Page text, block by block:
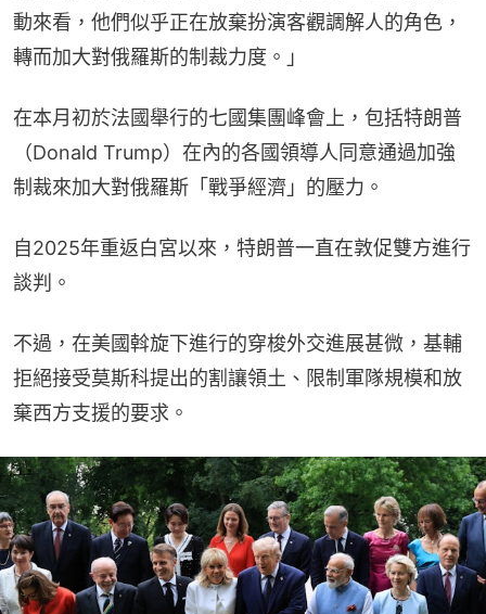
動來看，他們似乎正在放棄扮演客觀調解人的角色，
轉而加大對俄羅斯的制裁力度。」
在本月初於法國舉行的七國集團峰會上，包括特朗普
（Donald Trump）在內的各國領導人同意通過加強
制裁來加大對俄羅斯「戰爭經濟」的壓力。
自2025年重返白宮以來，特朗普一直在敦促雙方進行
談判。
不過，在美國斡旋下進行的穿梭外交進展甚微，基輔
拒絕接受莫斯科提出的割讓領土、限制軍隊規模和放
棄西方支援的要求。